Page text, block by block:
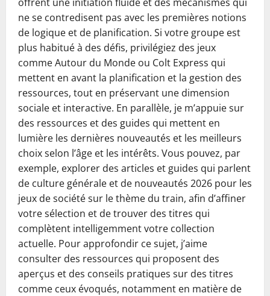
ne se contredisent pas avec les premières notions
de logique et de planification. Si votre groupe est
plus habitué à des défis, privilégiez des jeux
comme Autour du Monde ou Colt Express qui
mettent en avant la planification et la gestion des
ressources, tout en préservant une dimension
sociale et interactive. En parallèle, je m’appuie sur
des ressources et des guides qui mettent en
lumière les dernières nouveautés et les meilleurs
choix selon l’âge et les intérêts. Vous pouvez, par
exemple, explorer des articles et guides qui parlent
de culture générale et de nouveautés 2026 pour les
jeux de société sur le thème du train, afin d’affiner
votre sélection et de trouver des titres qui
complètent intelligemment votre collection
actuelle. Pour approfondir ce sujet, j’aime
consulter des ressources qui proposent des
aperçus et des conseils pratiques sur des titres
comme ceux évoqués, notamment en matière de